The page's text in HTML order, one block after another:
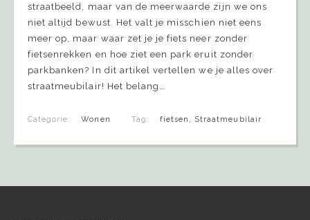
straatbeeld, maar van de meerwaarde zijn we ons
niet altijd bewust. Het valt je misschien niet eens
meer op, maar waar zet je je fiets neer zonder
fietsenrekken en hoe ziet een park eruit zonder
parkbanken? In dit artikel vertellen we je alles over
straatmeubilair! Het belang…
Categorie: Wonen Tag: fietsen , Straatmeubilair